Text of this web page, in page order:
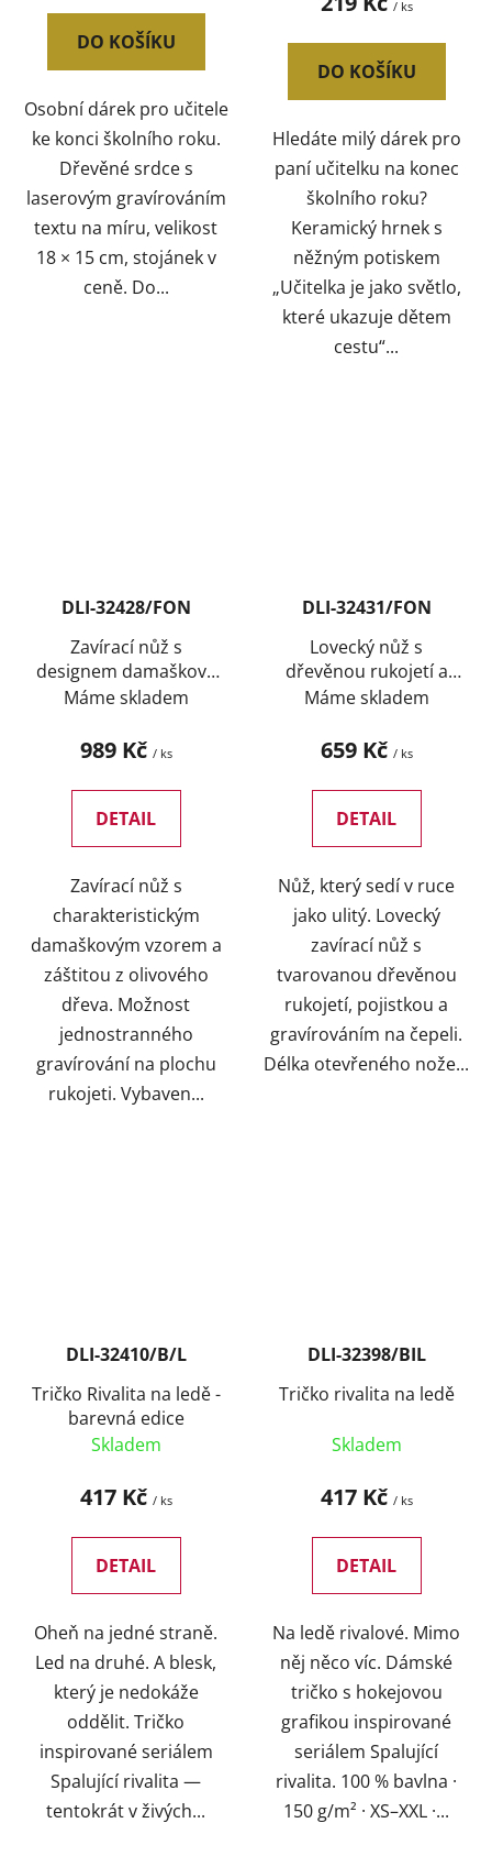
DO KOŠÍKU
Osobní dárek pro učitele
ke konci školního roku.
Dřevěné srdce s
laserovým gravírováním
textu na míru, velikost
18 × 15 cm, stojánek v
ceně. Do...
/ ks
DO KOŠÍKU
Hledáte milý dárek pro
paní učitelku na konec
školního roku?
Keramický hrnek s
něžným potiskem
„Učitelka je jako světlo,
které ukazuje dětem
cestu“...
DLI-32428/FON
Zavírací nůž s
designem damaškové
oceli a gravírováním
Máme skladem
989 Kč / ks
DETAIL
Zavírací nůž s
charakteristickým
damaš­kovým vzorem a
záštitou z olivového
dřeva. Možnost
jednostranného
gravírování na plochu
rukojeti. Vybaven...
DLI-32431/FON
Lovecký nůž s
dřevěnou rukojetí a
gravírováním
Máme skladem
659 Kč / ks
DETAIL
Nůž, který sedí v ruce
jako ulitý. Lovecký
zavírací nůž s
tvarovanou dřevěnou
rukojetí, pojistkou a
gravírováním na čepeli.
Délka otevřeného nože...
DLI-32410/B/L
Tričko Rivalita na ledě -
barevná edice
Skladem
417 Kč / ks
DETAIL
Oheň na jedné straně.
Led na druhé. A blesk,
který je nedokáže
oddělit. Tričko
inspirované seriálem
Spalující rivalita —
tentokrát v živých...
DLI-32398/BIL
Tričko rivalita na ledě
Skladem
417 Kč / ks
DETAIL
Na ledě rivalové. Mimo
něj něco víc. Dámské
tričko s hokejovou
grafikou inspirované
seriálem Spalující
rivalita. 100 % bavlna ·
150 g/m² · XS–XXL ·...